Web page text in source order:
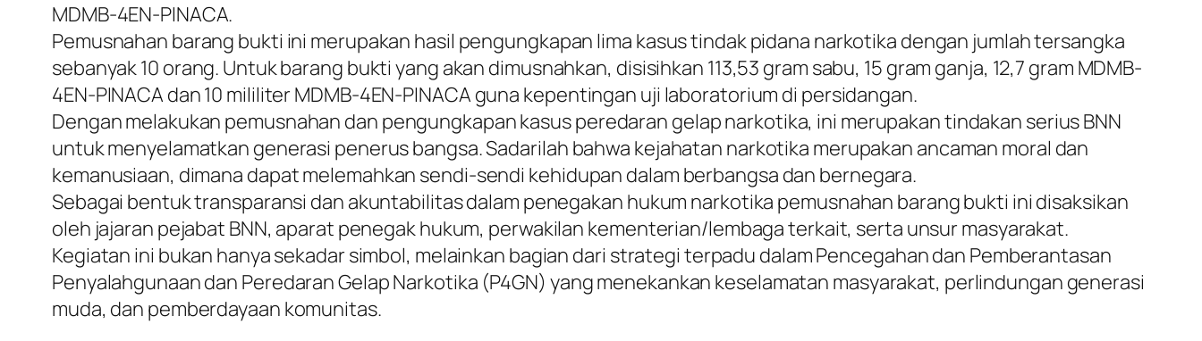
MDMB-4EN-PINACA.
Pemusnahan barang bukti ini merupakan hasil pengungkapan lima kasus tindak pidana narkotika dengan jumlah tersangka
sebanyak 10 orang. Untuk barang bukti yang akan dimusnahkan, disisihkan 113,53 gram sabu, 15 gram ganja, 12,7 gram MDMB-
4EN-PINACA dan 10 mililiter MDMB-4EN-PINACA guna kepentingan uji laboratorium di persidangan.
Dengan melakukan pemusnahan dan pengungkapan kasus peredaran gelap narkotika, ini merupakan tindakan serius BNN
untuk menyelamatkan generasi penerus bangsa. Sadarilah bahwa kejahatan narkotika merupakan ancaman moral dan
kemanusiaan, dimana dapat melemahkan sendi-sendi kehidupan dalam berbangsa dan bernegara.
Sebagai bentuk transparansi dan akuntabilitas dalam penegakan hukum narkotika pemusnahan barang bukti ini disaksikan
oleh jajaran pejabat BNN, aparat penegak hukum, perwakilan kementerian/lembaga terkait, serta unsur masyarakat.
Kegiatan ini bukan hanya sekadar simbol, melainkan bagian dari strategi terpadu dalam Pencegahan dan Pemberantasan
Penyalahgunaan dan Peredaran Gelap Narkotika (P4GN) yang menekankan keselamatan masyarakat, perlindungan generasi
muda, dan pemberdayaan komunitas.